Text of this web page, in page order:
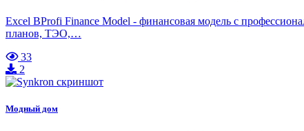
Excel BProfi Finance Model - финансовая модель с
планов, ТЭО,…
33
2
Модный дом